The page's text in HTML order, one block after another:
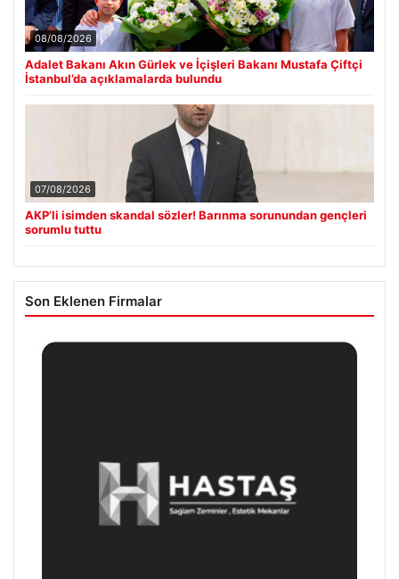
08/08/2026
Adalet Bakanı Akın Gürlek ve İçişleri Bakanı Mustafa Çiftçi
İstanbul’da açıklamalarda bulundu
07/08/2026
AKP’li isimden skandal sözler! Barınma sorunundan gençleri
sorumlu tuttu
Son Eklenen Firmalar